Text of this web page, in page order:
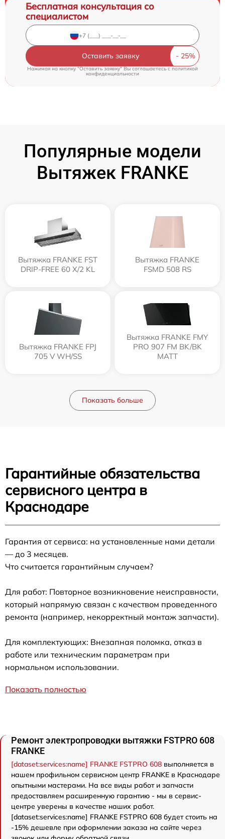
Бесплатная консультация со
специалистом
Оставить заявку
Нажимая на кнопку "Оставить заявку" Вы соглашаетесь c политикой
конфиденциальности
Популярные модели
Вытяжек FRANKE
Вытяжка FRANKE FST
DRIP-FREE 60 X/2 KL
Вытяжка FRANKE
FSMD 508 RS
Вытяжка FRANKE FPJ
705 V WH/SS
Вытяжка FRANKE FMY
PRO 907 FM BK/BK
MATT
Показать больше
Гарантийные обязательства
сервисного центра в
Краснодаре
Гарантия от сервиса: на установленные нами детали
— до 3 месяцев.
Что считается гарантийным случаем?
Для работ: Повторное возникновение неисправности,
который напрямую связан с качеством проведенного
ремонта (например, некорректный монтаж запчасти).
Для комплектующих: Внезапная поломка, отказ в
работе или техническим параметрам при
нормальном использовании.
Показать полностью
Ремонт электропроводки вытяжки FSTPRO 608
FRANKE
[dataset:services:name] FRANKE FSTPRO 608 выполняется в
нашем профильном сервисном центр FRANKE в Краснодаре
опытными мастерами. На все виды работ и запчасти
предоставляем расширенную гарантию - мы в сервис-
центре уверены в качестве наших работ.
[dataset:services:name] FRANKE FSTPRO 608 будет стоить на
-15% дешевле при оформлении заказа на сайте через